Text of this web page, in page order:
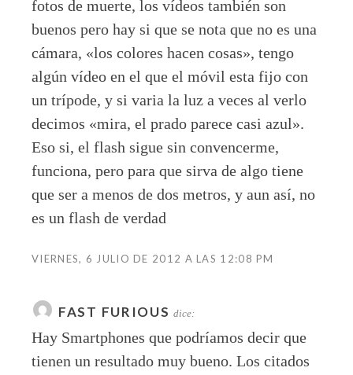
fotos de muerte, los vídeos también son
buenos pero hay si que se nota que no es una
cámara, «los colores hacen cosas», tengo
algún vídeo en el que el móvil esta fijo con
un trípode, y si varia la luz a veces al verlo
decimos «mira, el prado parece casi azul».
Eso si, el flash sigue sin convencerme,
funciona, pero para que sirva de algo tiene
que ser a menos de dos metros, y aun así, no
es un flash de verdad
VIERNES, 6 JULIO DE 2012 A LAS 12:08 PM
FAST FURIOUS dice:
Hay Smartphones que podríamos decir que
tienen un resultado muy bueno. Los citados